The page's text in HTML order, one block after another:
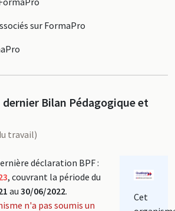
sur FormaPro
Bilan Pédagogique et
travail)
déclaration BPF :
, couvrant la période du
au 30/06/2022.
n'a pas soumis un
Cet